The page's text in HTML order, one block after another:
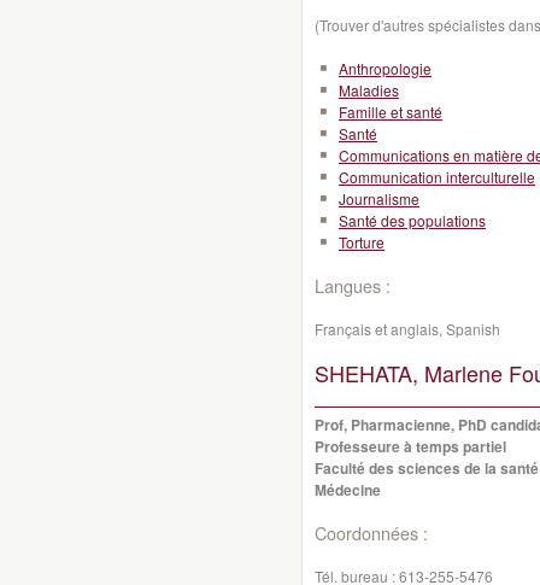
(Trouver d'autres spécialistes
Anthropologie
Maladies
Famille et santé
Santé
Communications en matière
Communication interculturelle
Journalisme
Santé des populations
Torture
Langues :
Français et anglais, Spanish
SHEHATA, Marlene
Prof, Pharmacienne, PhD
Professeure à temps partiel
Faculté des sciences de la santé
Médecine
Coordonnées :
Tél. bureau :613-255-5476